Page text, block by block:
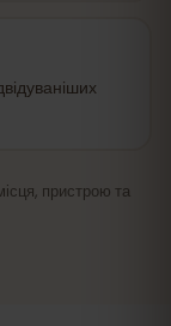
пристрою та